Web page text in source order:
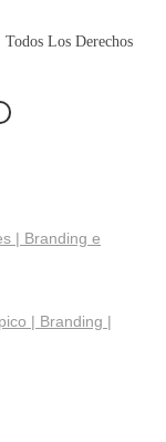
Los Derechos
| Branding e
| Branding |